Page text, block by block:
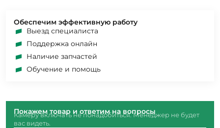
Обеспечим эффективную работу
Выезд специалиста
Поддержка онлайн
Наличие запчастей
Обучение и помощь
Покажем товар и ответим на вопросы
Камеру включать не понадобиться. Менеджер не будет
вас видеть.